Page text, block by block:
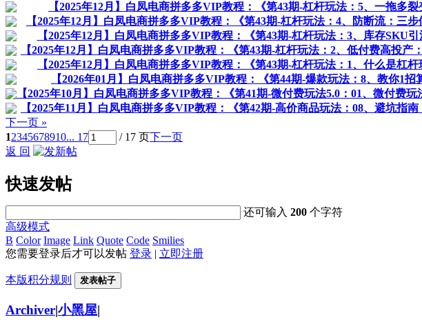
【2025年12月】白凤电商拼多多VIP教程：《第43期-杠杆玩法：5、一拖多
【2025年12月】白凤电商拼多多VIP教程：《第43期-杠杆玩法：4、防断流：三
【2025年12月】白凤电商拼多多VIP教程：《第43期-杠杆玩法：3、库存SKU
【2025年12月】白凤电商拼多多VIP教程：《第43期-杠杆玩法：2、低付费高投产
【2025年12月】白凤电商拼多多VIP教程：《第43期-杠杆玩法：1、什么是杠
【2026年01月】白凤电商拼多多VIP教程：《第44期-爆款玩法：8、教你1招
【2025年10月】白凤电商拼多多VIP教程：《第41期-微付费玩法5.0：01、微付费
【2025年11月】白凤电商拼多多VIP教程：《第42期-高价商品玩法：08、避坑指
下一页 »
12345678910... 17 / 17 页下一页
返 回
快速发帖
还可输入200 个字符
高级模式
B Color Image Link Quote Code Smilies
您需要登录后才可以发帖 登录 | 立即注册
本版积分规则 发表帖子
Archiver|小黑屋|